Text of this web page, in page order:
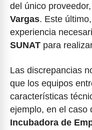
del único proveedor,
Vargas. Este
experiencia
SUNAT para
Las discrepancias
que los equipos
características
ejemplo, en el caso
Incubadora de